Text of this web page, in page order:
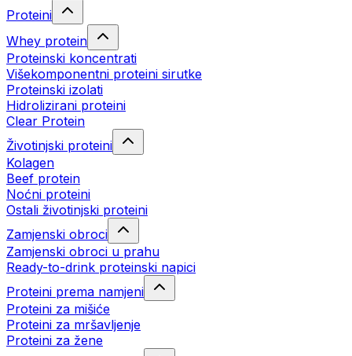
Proteini
Whey protein
Proteinski koncentrati
Višekomponentni proteini sirutke
Proteinski izolati
Hidrolizirani proteini
Clear Protein
Životinjski proteini
Kolagen
Beef protein
Noćni proteini
Ostali životinjski proteini
Zamjenski obroci
Zamjenski obroci u prahu
Ready-to-drink proteinski napici
Proteini prema namjeni
Proteini za mišiće
Proteini za mršavljenje
Proteini za žene